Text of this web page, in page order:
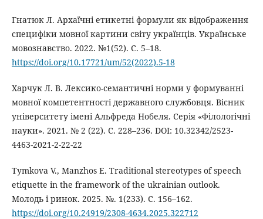
Гнатюк Л. Архаїчні етикетні формули як відображення
специфіки мовної картини світу українців. Українське
мовознавство. 2022. №1(52). С. 5–18.
https://doi.org/10.17721/um/52(2022).5-18
Харчук Л. В. Лексико-семантичні норми у формуванні
мовної компетентності державного службовця. Вісник
університету імені Альфреда Нобеля. Серія «Філологічні
науки». 2021. № 2 (22). С. 228–236. DOI: 10.32342/2523-
4463-2021-2-22-22
Tymkova V., Мanzhos E. Traditional stereotypes of speech
etiquette in the framework of the ukrainian outlook.
Молодь і ринок. 2025. №. 1(233). С. 156–162.
https://doi.org/10.24919/2308-4634.2025.322712